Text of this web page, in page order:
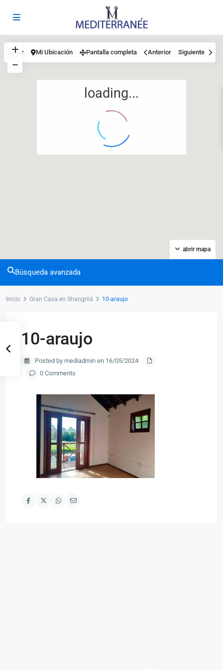
12
loading...
abrir mapa
Ver Mi Ubicación Pantalla completa Anterior Siguiente
Búsqueda avanzada
Inicio Gran Casa en Shangrilá 10-araujo
10-araujo
Posted by mediadmin en 16/05/2024
0 Comments